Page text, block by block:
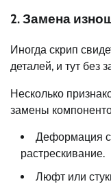
2. Замена
Иногда скрип
деталей, и тут без
Несколько
замены
Деформация
растрескивание.
Люфт или